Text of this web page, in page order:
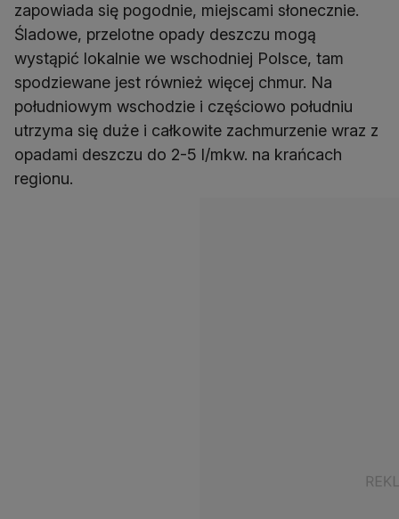
zapowiada się pogodnie, miejscami słonecznie.
Śladowe, przelotne opady deszczu mogą
wystąpić lokalnie we wschodniej Polsce, tam
spodziewane jest również więcej chmur. Na
południowym wschodzie i częściowo południu
utrzyma się duże i całkowite zachmurzenie wraz z
opadami deszczu do 2-5 l/mkw. na krańcach